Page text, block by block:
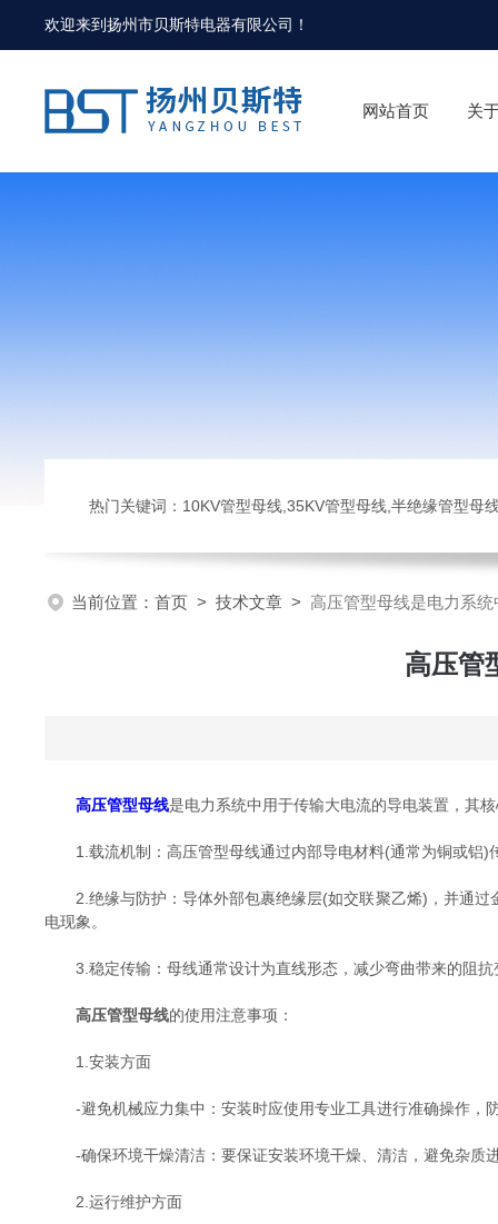
欢迎来到扬州市贝斯特电器有限公司 ！
网站首页 关
热门关键词：10KV管型母线,35KV管型母线,半绝缘管型母
当前位置： 首页 > 技术文章 > 高压管型母线是电力系
高压管
高压管型母线是电力系统中用于传输大电流的导电装置，其
1.载流机制：高压管型母线通过内部导电材料(通常为铜或铝)
2.绝缘与防护：导体外部包裹绝缘层(如交联聚乙烯)，并通过
电现象。
3.稳定传输：母线通常设计为直线形态，减少弯曲带来的阻抗
高压管型母线的使用注意事项：
1.安装方面
-避免机械应力集中：安装时应使用专业工具进行准确操作，
-确保环境干燥清洁：要保证安装环境干燥、清洁，避免杂质
2.运行维护方面